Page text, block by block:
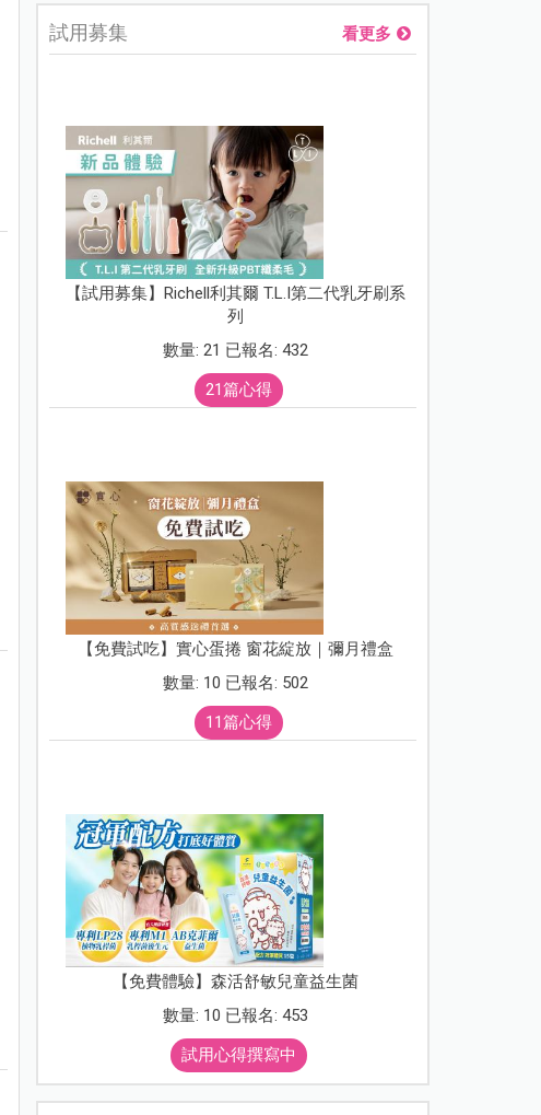
試用募集 看更多
【試用募集】Richell利其爾 T.L.I第二代乳牙刷系
列
數量: 21 已報名: 432
21篇心得
【免費試吃】實心蛋捲 窗花綻放｜彌月禮盒
數量: 10 已報名: 502
11篇心得
【免費體驗】森活舒敏兒童益生菌
數量: 10 已報名: 453
試用心得撰寫中